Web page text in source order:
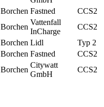
Borchen Fastned
CCS2
Borchen
Vattenfall
InCharge
CCS2
Borchen Lidl
Typ 2
Borchen Fastned
CCS2
Borchen
Citywatt
GmbH
CCS2